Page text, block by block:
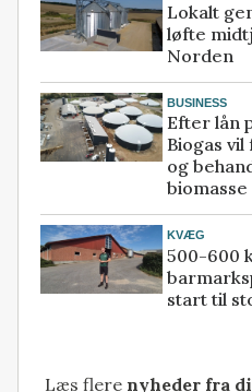
Lokalt
løfte
Norden
BUSINESS
Efter lån
Biogas
og
biomasse
KVÆG
500-600
start til